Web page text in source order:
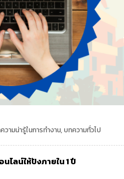
วามน่ารู้ในการทำงาน,บทความทั่วไป
ไลน์ให้ปังภายใน1 ปี